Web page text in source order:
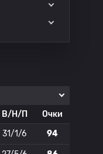
В/Н/П
Очки
31/1/6 94